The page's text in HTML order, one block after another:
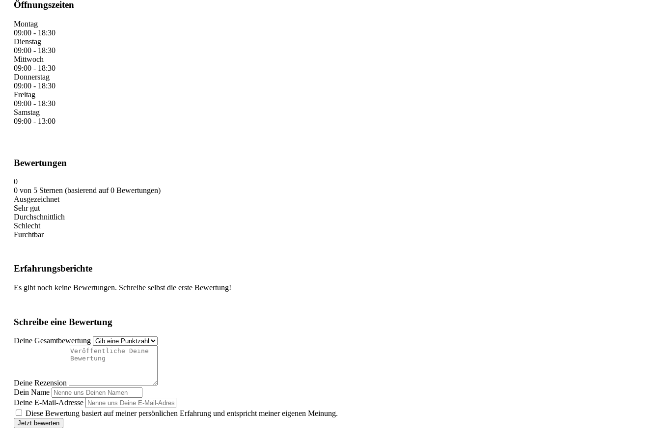
Öffnungszeiten
Montag
09:00 - 18:30
Dienstag
09:00 - 18:30
Mittwoch
09:00 - 18:30
Donnerstag
09:00 - 18:30
Freitag
09:00 - 18:30
Samstag
09:00 - 13:00
Bewertungen
0
0 von 5 Sternen (basierend auf 0 Bewertungen)
Ausgezeichnet
Sehr gut
Durchschnittlich
Schlecht
Furchtbar
Erfahrungsberichte
Es gibt noch keine Bewertungen. Schreibe selbst die erste Bewertung!
Schreibe eine Bewertung
Deine Gesamtbewertung
Deine Rezension
Dein Name
Deine E-Mail-Adresse
Diese Bewertung basiert auf meiner persönlichen Erfahrung und entspricht meiner eigenen Meinung.
Jetzt bewerten